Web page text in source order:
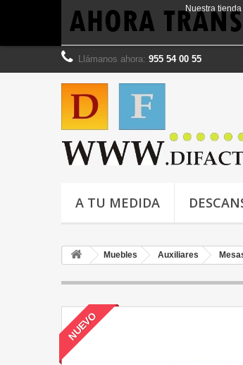
Llámanos ahora: 955 54 00 55
Nuestra
A TU MEDIDA
Muebles Auxiliares
NUEVO